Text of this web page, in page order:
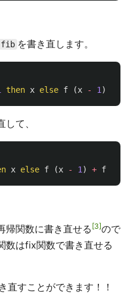
fib を書き直します。
then x else f (x - 1 )
して、
x else f (x - 1 ) + f
帰関数に書き直せる 3 ので
数はfix関数で書き直せる
直すことができます！！